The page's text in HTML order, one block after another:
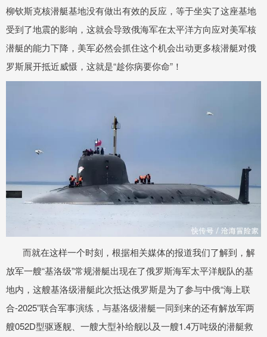
柳钦斯克核潜艇基地没有做出有效的反应，等于坐实了这座基地
受到了地震的影响，这就会导致俄海军在太平洋方向应对美军核
潜艇的能力下降，美军必然会抓住这个机会出动更多核潜艇对俄
罗斯展开抵近威慑，这就是“趁你病要你命”！
而就在这样一个时刻，根据相关媒体的报道我们了解到，解
放军一艘“基洛级”常规潜艇出现在了俄罗斯海军太平洋舰队的基
地内，这艘基洛级潜艇此次抵达俄罗斯是为了参与中俄“海上联
合-2025”联合军事演练，与基洛级潜艇一同到来的还有解放军两
艘052D型驱逐舰、一艘大型补给舰以及一艘1.4万吨级的潜艇救